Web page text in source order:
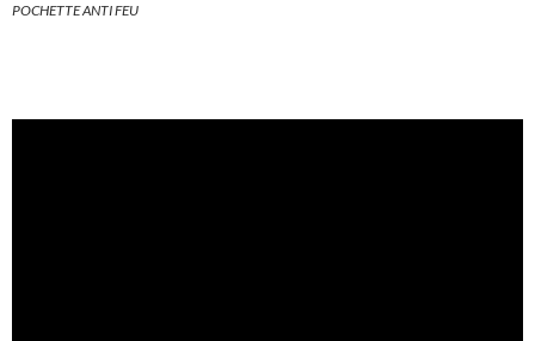
POCHETTE ANTI FEU